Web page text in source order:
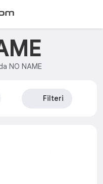
NO NAME
Filteri